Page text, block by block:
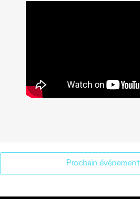
Prochain événement